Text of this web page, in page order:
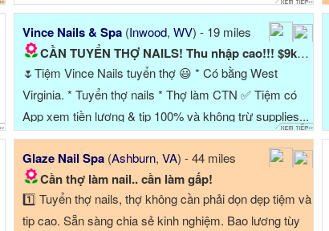
Vince Nails & Spa (Inwood,WV) - 19 miles
CẦN TUYỂN THỢ NAILS! Thu nhập cao!!! $9k-$12k & up...
🌷Tiệm Vince Nails tuyển thợ 😃 * Có bằng West
Virginia. * Tuyển thợ nails * Thợ làm CTN ✅ Tiệm có
App xem tiền lương & tip 100% và không trừ supplies...
✅Khu dân cư, dễ ...
Glaze Nail Spa (Ashburn,VA) - 44 miles
Cần thợ làm nail.. cần làm gấp!
1️⃣ Tuyển thợ nails, thợ không cần phải dọn dẹp tiệm và
tip cao. Sẵn sàng chia sẻ kinh nghiệm. Bao lương tùy